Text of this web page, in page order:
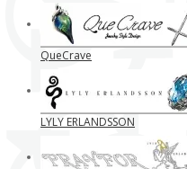
QueCrave
LYLY ERLANDSSON